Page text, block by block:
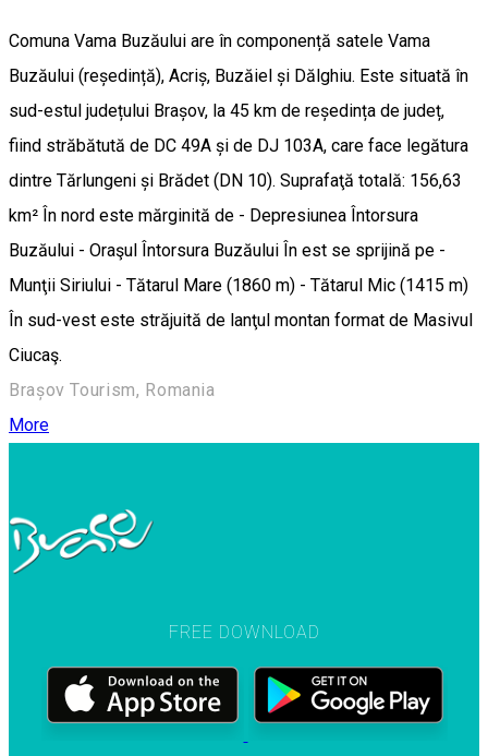
Comuna Vama Buzăului are în componență satele Vama
Buzăului (reședință), Acriș, Buzăiel și Dălghiu. Este situată în
sud-estul județului Brașov, la 45 km de reședința de județ,
fiind străbătută de DC 49A și de DJ 103A, care face legătura
dintre Tărlungeni și Brădet (DN 10). Suprafaţă totală: 156,63
km² În nord este mărginită de - Depresiunea Întorsura
Buzăului - Oraşul Întorsura Buzăului În est se sprijină pe -
Munţii Siriului - Tătarul Mare (1860 m) - Tătarul Mic (1415 m)
În sud-vest este străjuită de lanţul montan format de Masivul
Ciucaş.
Brașov Tourism, Romania
More
FREE DOWNLOAD